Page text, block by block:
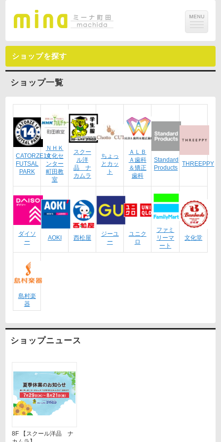
ショップを探す
ショップ一覧
CATORZE14
FUTSAL
PARK
ＮＨＫ
文化セ
ンター
町田教
室
スクー
ル洋
品 ナ
カムラ
ちょっ
とカッ
ト
ＡＬＢ
Ａ歯科
＆矯正
歯科
Standard
Products
THREEPPY
ダイソ
ー
AOKI 西松屋
ジーユ
ー
ユニク
ロ
ファミ
リーマ
ート
文化堂
島村楽
器
ショップニュース
8F 【スクール洋品 ナ